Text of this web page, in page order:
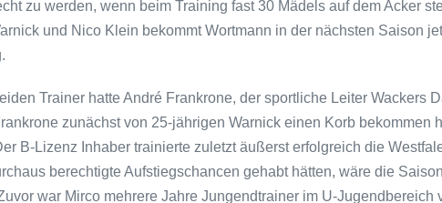
zu werden, wenn beim Training fast 30 Mädels auf dem Acker
und Nico Klein bekommt Wortmann in der nächsten Saison
Trainer hatte André Frankrone, der sportliche Leiter Wackers
zunächst von 25-jährigen Warnick einen Korb bekommen
B-Lizenz Inhaber trainierte zuletzt äußerst erfolgreich die
berechtigte Aufstiegschancen gehabt hätten, wäre die
war Mirco mehrere Jahre Jungendtrainer im U-Jugendbereich